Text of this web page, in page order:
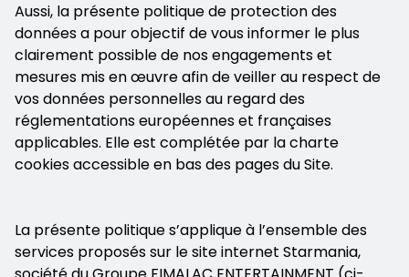
Aussi, la présente politique de protection des
données a pour objectif de vous informer le plus
clairement possible de nos engagements et
mesures mis en œuvre afin de veiller au respect de
vos données personnelles au regard des
réglementations européennes et françaises
applicables. Elle est complétée par la charte
cookies accessible en bas des pages du Site.
La présente politique s’applique à l’ensemble des
services proposés sur le site internet Starmania,